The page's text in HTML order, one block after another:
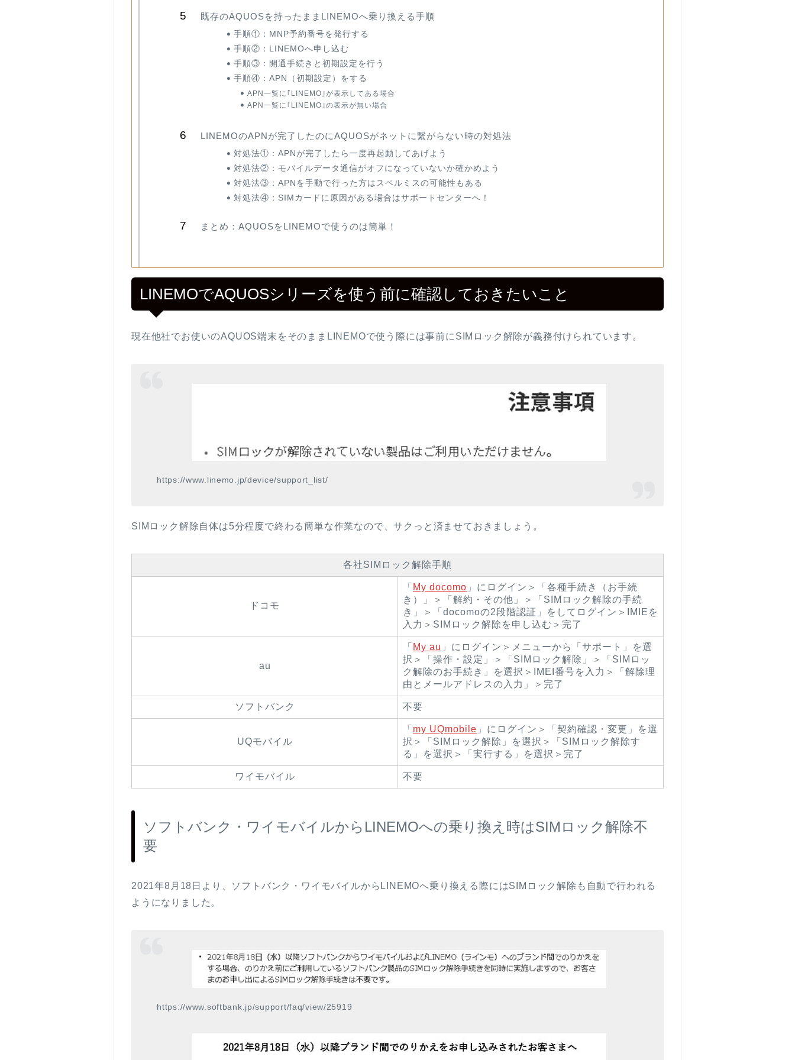
既存のAQUOSを持ったままLINEMOへ乗り換える手順
手順①：MNP予約番号を発行する
手順②：LINEMOへ申し込む
手順③：開通手続きと初期設定を行う
手順④：APN（初期設定）をする
APN一覧に｢LINEMO｣が表示してある場合
APN一覧に｢LINEMO｣の表示が無い場合
LINEMOのAPNが完了したのにAQUOSがネットに繋がらない時の対処法
対処法①：APNが完了したら一度再起動してあげよう
対処法②：モバイルデータ通信がオフになっていないか確かめよう
対処法③：APNを手動で行った方はスペルミスの可能性もある
対処法④：SIMカードに原因がある場合はサポートセンターへ！
まとめ：AQUOSをLINEMOで使うのは簡単！
LINEMOでAQUOSシリーズを使う前に確認しておきたいこと
現在他社でお使いのAQUOS端末をそのままLINEMOで使う際には事前にSIMロック解除が義務付けられています。
https://www.linemo.jp/device/support_list/
SIMロック解除自体は5分程度で終わる簡単な作業なので、サクっと済ませておきましょう。
各社SIMロック解除手順
ドコモ
「 My docomo 」にログイン＞「各種手続き（お手続
き）」＞「解約・その他」＞「SIMロック解除の手続
き」＞「docomoの2段階認証」をしてログイン＞IMIEを
入力＞SIMロック解除を申し込む＞完了
au
「 My au 」にログイン＞メニューから「サポート」を選
択＞「操作・設定」＞「SIMロック解除」＞「SIMロッ
ク解除のお手続き」を選択＞IMEI番号を入力＞「解除理
由とメールアドレスの入力」＞完了
ソフトバンク 不要
UQモバイル
「 my UQmobile 」にログイン＞「契約確認・変更」を選
択＞「SIMロック解除」を選択＞「SIMロック解除す
る」を選択＞「実行する」を選択＞完了
ワイモバイル 不要
ソフトバンク・ワイモバイルからLINEMOへの乗り換え時はSIMロック解除不
要
2021年8月18日より、ソフトバンク・ワイモバイルからLINEMOへ乗り換える際にはSIMロック解除も自動で行われる
ようになりました。
https://www.softbank.jp/support/faq/view/25919